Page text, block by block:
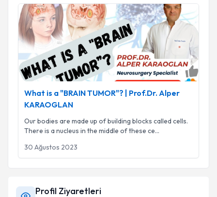
What is a "BRAIN TUMOR"? | Prof.Dr. Alper KARAOGLAN
What is a "BRAIN TUMOR"? | Prof.Dr. Alper
KARAOGLAN
Our bodies are made up of building blocks called cells.
There is a nucleus in the middle of these ce...
30 Ağustos 2023
Profil Ziyaretleri